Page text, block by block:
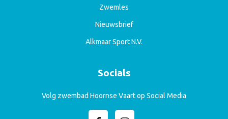
Zwemles
Nieuwsbrief
Alkmaar Sport N.V.
Socials
Volg zwembad Hoornse Vaart op Social Media